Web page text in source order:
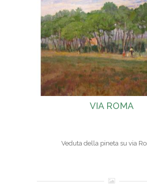
VIA ROMA
Veduta della pineta su via